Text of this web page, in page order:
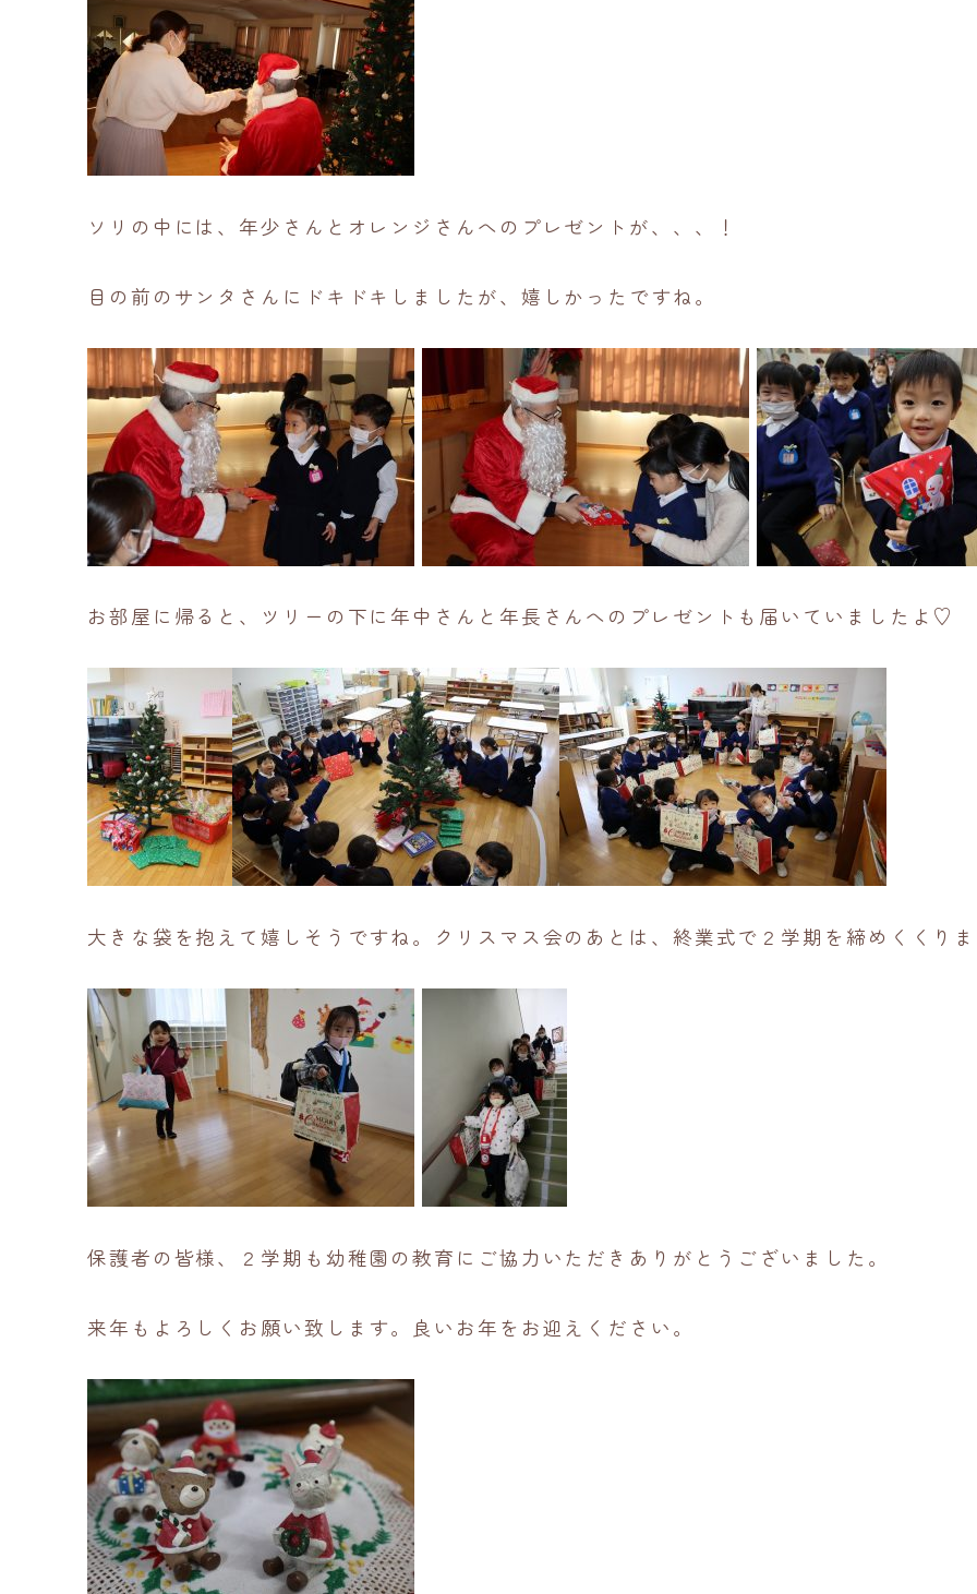
ソリの中には、年少さんとオレンジさんへのプレゼントが、、、！
目の前のサンタさんにドキドキしましたが、嬉しかったですね。
お部屋に帰ると、ツリーの下に年中さんと年長さんへのプレゼントも届いていましたよ♡
大きな袋を抱えて嬉しそうですね。クリスマス会のあとは、終業式で２学期を締めくくり
保護者の皆様、２学期も幼稚園の教育にご協力いただきありがとうございました。
来年もよろしくお願い致します。良いお年をお迎えください。